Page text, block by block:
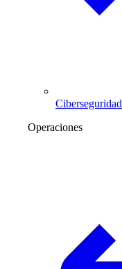
Ciberseguridad
Operaciones